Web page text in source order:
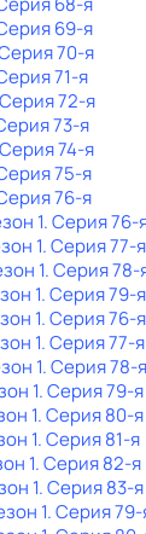
69-я
70-я
71-я
72-я
73-я
74-я
75-я
76-я
1. Серия 76-
1. Серия 77-я
1. Серия 78-
1. Серия 79-я
1. Серия 76-я
1. Серия 77-я
1. Серия 78-я
1. Серия 79-я
1. Серия 80-я
1. Серия 81-я
1. Серия 82-я
1. Серия 83-я
1. Серия 79-